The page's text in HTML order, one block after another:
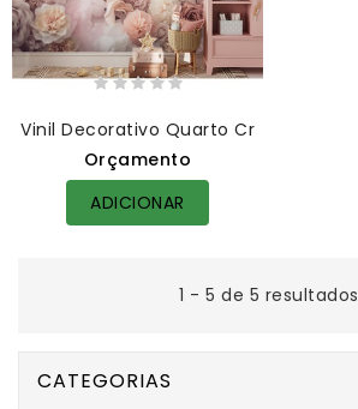
Vinil Decorativo Quarto Criança
Orçamento
ADICIONAR
1 - 5 de 5 resultados
CATEGORIAS